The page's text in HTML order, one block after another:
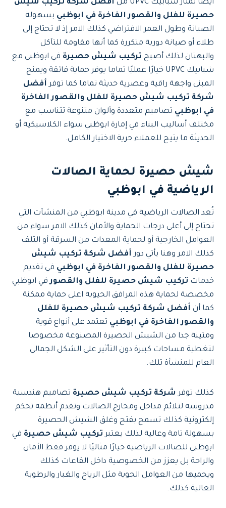
أيضًا تمتاز شبابيك UPVC من
أفضل شركة تركيب شيش
حصيرة للفلل والقصور الفاخرة في ابوظبي بسهولة
الصيانة وطول العمر الافتراضي كذلك الامر إذ لا تحتاج إلى
طلاء أو صيانة دورية متكررة كما أنها مقاومة للتآكل
والبهتان لذلك أصبح تركيب شيش حصيرة في ابوظبي مع
شبابيك UPVC خيارًا عمليًا تماما يوفر حماية فائقة ويمنح
المبنى واجهة راقية وعصرية حديثة تماما كما توفر أفضل
شركة تركيب شيش حصيرة للفلل والقصور الفاخرة
في ابوظبي تصاميم متعددة وألوان متنوعة تتناسب مع
مختلف أساليب البناء في إمارة ابوظبي سواء الكلاسيكية أو
الحديثة ما يتيح للعملاء حرية الاختيار الكامل.
شيش حصيرة لحماية الصالات
الرياضية في ابوظبي
تُعد الصالات الرياضية في مدينة ابوظبي من المنشآت التي
تحتاج إلى أعلى درجات الحماية والأمان كذلك الامر سواء من
العوامل الخارجية أو لحماية المعدات من السرقة أو التلف
كذلك الامر وهنا يأتي دور أفضل شركة تركيب شيش
حصيرة للفلل والقصور الفاخرة في ابوظبي في تقديم
خدمات تركيب شيش حصيرة للفلل والقصورفي ابوظبي
مخصصة لحماية هذه المرافق الحيوية اعلى حماية ممكنة
كما أن أفضل شركة تركيب شيش حصيرة للفلل
والقصور الفاخرة في ابوظبي تعتمد على أنواع قوية
ومتينة جدا من الشيش الحصيرة المصنوعة مخصوصا
لتغطية مساحات كبيرة دون التأثير على الشكل الجمالي
العام للمنشأة تلك.
كذلك توفرشركة تركيب شيش حصيرة تصاميم هندسية
مدروسة لتلائم مداخل ومخارج الصالات وتقدم أنظمة تحكم
إلكترونية كذلك تسمح بفتح وغلق الشيش الحصيرة
بسهولة تامة وعالية لذلك يعتبر تركيب شيش حصيرة في
ابوظبي للصالات الرياضية خيارًا مثاليًا لا يوفر فقط الأمان
والراحة بل يعزز من الخصوصية داخل القاعات كذلك
ويحميها من العوامل الجوية مثل الرياح والغبار والرطوبة
العالية كذلك.